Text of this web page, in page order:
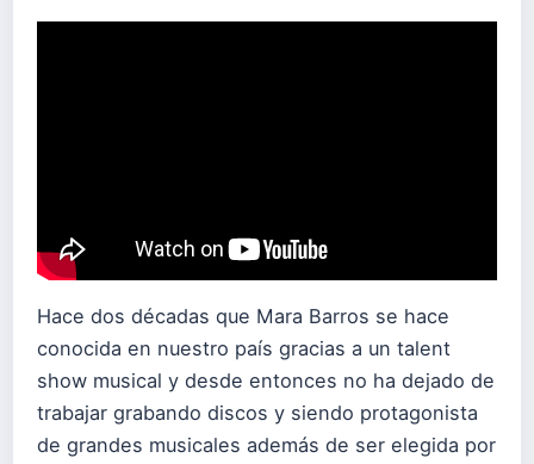
Hace dos décadas que Mara Barros se hace
conocida en nuestro país gracias a un talent
show musical y desde entonces no ha dejado de
trabajar grabando discos y siendo protagonista
de grandes musicales además de ser elegida por